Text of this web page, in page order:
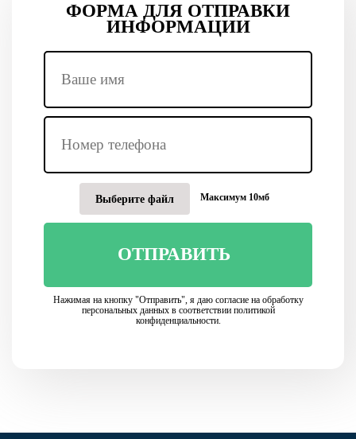
ФОРМА ДЛЯ ОТПРАВКИ
ИНФОРМАЦИИ
Выберите файл Максимум 10мб
ОТПРАВИТЬ
Нажимая на кнопку "Отправить", я даю согласие на обработку
персональных данных в соответствии политикой
конфиденциальности.